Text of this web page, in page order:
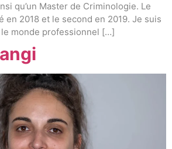
qu’un Master de Criminologie. Le
en 2018 et le second en 2019. Je suis
monde professionnel […]